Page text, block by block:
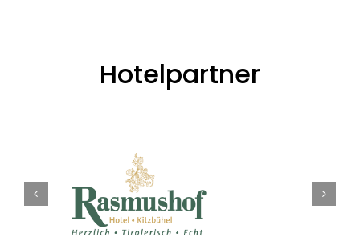
Hotelpartner